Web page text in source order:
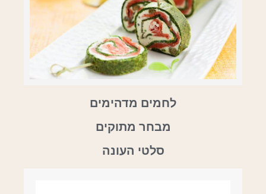
לחמים מדהימים
מבחר מתוקים
סלטי העונה